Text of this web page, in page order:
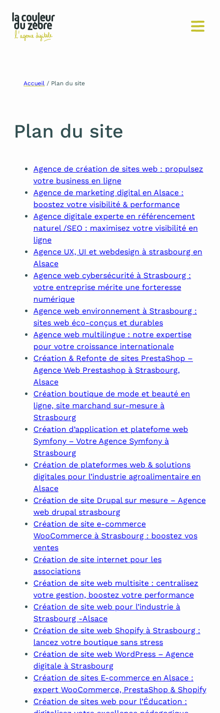
Accueil / Plan du site
Plan du site
Agence de création de sites web : propulsez
votre business en ligne
Agence de marketing digital en Alsace :
boostez votre visibilité & performance
Agence digitale experte en référencement
naturel /SEO : maximisez votre visibilité en
ligne
Agence UX, UI et webdesign à strasbourg en
Alsace
Agence web cybersécurité à Strasbourg :
votre entreprise mérite une forteresse
numérique
Agence web environnement à Strasbourg :
sites web éco-conçus et durables
Agence web multilingue : notre expertise
pour votre croissance internationale
Création & Refonte de sites PrestaShop –
Agence Web Prestashop à Strasbourg,
Alsace
Création boutique de mode et beauté en
ligne, site marchand sur-mesure à
Strasbourg
Création d’application et platefome web
Symfony – Votre Agence Symfony à
Strasbourg
Création de plateformes web & solutions
digitales pour l’industrie agroalimentaire en
Alsace
Création de site Drupal sur mesure – Agence
web drupal strasbourg
Création de site e-commerce
WooCommerce à Strasbourg : boostez vos
ventes
Création de site internet pour les
associations
Création de site web multisite : centralisez
votre gestion, boostez votre performance
Création de site web pour l’industrie à
Strasbourg -Alsace
Création de site web Shopify à Strasbourg :
lancez votre boutique sans stress
Création de site web WordPress – Agence
digitale à Strasbourg
Création de sites E-commerce en Alsace :
expert WooCommerce, PrestaShop & Shopify
Création de sites web pour l’Éducation :